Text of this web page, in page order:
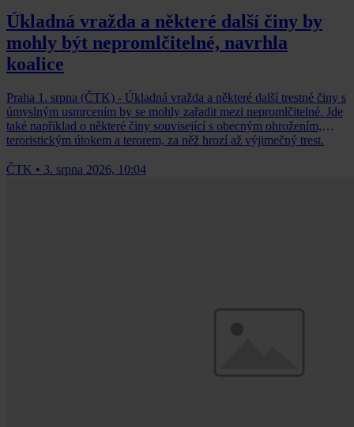
Úkladná vražda a některé další činy by
mohly být nepromlčitelné, navrhla
koalice
Praha 1. srpna (ČTK) - Úkladná vražda a některé další trestné činy s
úmyslným usmrcením by se mohly zařadit mezi nepromlčitelné. Jde
také například o některé činy související s obecným ohrožením,
teroristickým útokem a terorem, za něž hrozí až výjimečný trest.
ČTK • 3. srpna 2026, 10:04